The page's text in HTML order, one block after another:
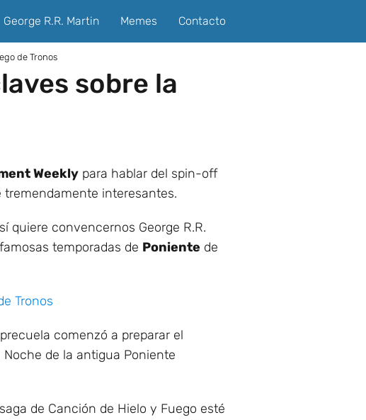
George R.R. Martin Memes Contacto
de Tronos
sobre la
Weekly para hablar del spin-off
tremendamente interesantes.
quiere convencernos George R.R.
temporadas de Poniente de
Tronos
comenzó a preparar el
de la antigua Poniente
de Canción de Hielo y Fuego esté